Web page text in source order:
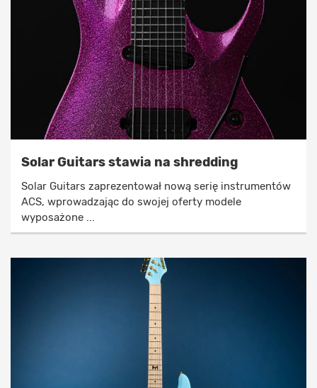
Solar Guitars stawia na shredding
Solar Guitars zaprezentował nową serię instrumentów
ACS, wprowadzając do swojej oferty modele
wyposażone ...